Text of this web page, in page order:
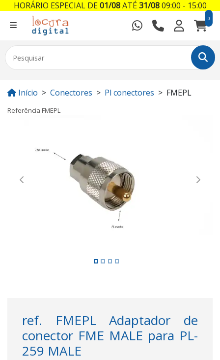
0
Início Conectores Pl conectores FMEPL
Referência FMEPL
Previous Next
ref. FMEPL Adaptador de
conector FME MALE para PL-
259 MALE
HORÁRIO ESPECIAL DE01/08ATÉ31/0809:00 - 15:00